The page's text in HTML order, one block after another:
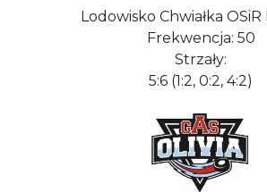
Lodowisko Chwiałka
Frekwencja: 50
Strzały:
5:6 (1:2, 0:2, 4:2)